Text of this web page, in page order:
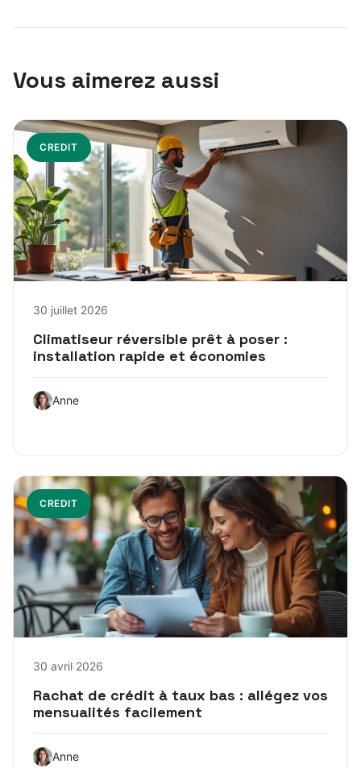
Vous aimerez aussi
CREDIT
30 juillet 2026
Climatiseur réversible prêt à poser :
installation rapide et économies
Anne
CREDIT
30 avril 2026
Rachat de crédit à taux bas : allégez vos
mensualités facilement
Anne